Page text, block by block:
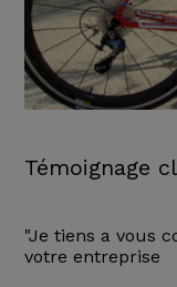
Témoignage
"Je tiens a vous
votre entreprise